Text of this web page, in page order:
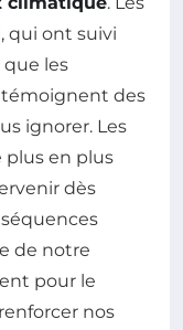
qui ont suivi
que les
témoignent des
ignorer. Les
plus en plus
dès
de notre
pour le
nos